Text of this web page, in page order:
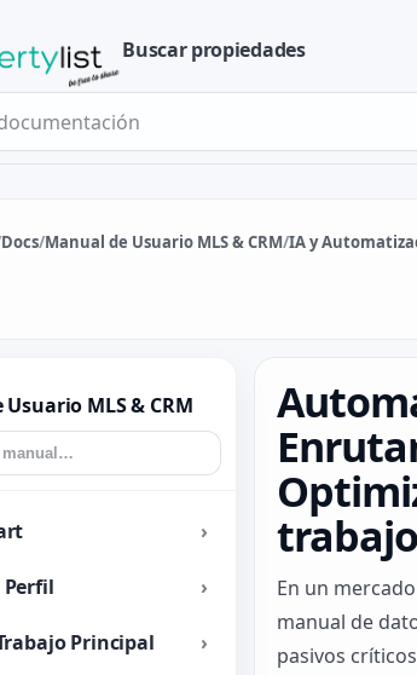
Buscar propiedades
Docs/Manual de Usuario MLS & CRM/IA y
MLS & CRM
Perfil
Principal
trabajo
En un
manual de
pasivos